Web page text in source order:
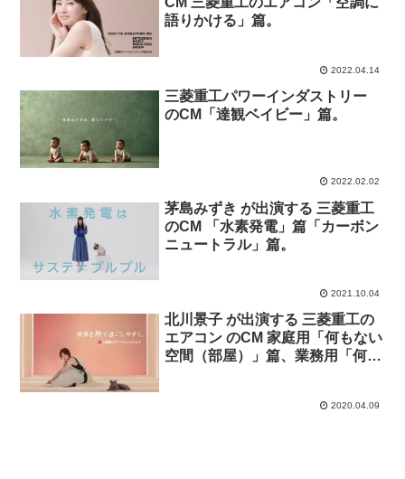
語りかける」篇。
2022.04.14
三菱重工パワーインダストリー
のCM「達観ベイビー」篇。
2022.02.02
茅島みずき が出演する 三菱重工
のCM 「水素発電」篇「カーボン
ニュートラル」篇。
2021.10.04
北川景子 が出演する 三菱重工の
エアコン のCM 家庭用「何もない
空間（部屋）」篇、業務用「何も
2020.04.09